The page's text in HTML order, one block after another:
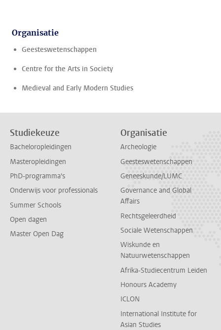
Organisatie
Geesteswetenschappen
Centre for the Arts in Society
Medieval and Early Modern Studies
Studiekeuze
Bacheloropleidingen
Masteropleidingen
PhD-programma's
Onderwijs voor professionals
Summer Schools
Open dagen
Master Open Dag
Organisatie
Archeologie
Geesteswetenschappen
Geneeskunde/LUMC
Governance and Global
Affairs
Rechtsgeleerdheid
Sociale Wetenschappen
Wiskunde en
Natuurwetenschappen
Afrika-Studiecentrum Leiden
Honours Academy
ICLON
International Institute for
Asian Studies